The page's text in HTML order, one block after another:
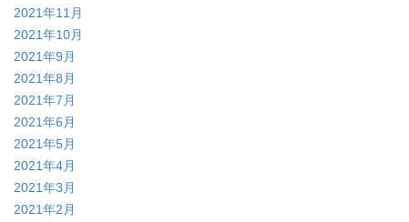
2021年11月
2021年10月
2021年9月
2021年8月
2021年7月
2021年6月
2021年5月
2021年4月
2021年3月
2021年2月